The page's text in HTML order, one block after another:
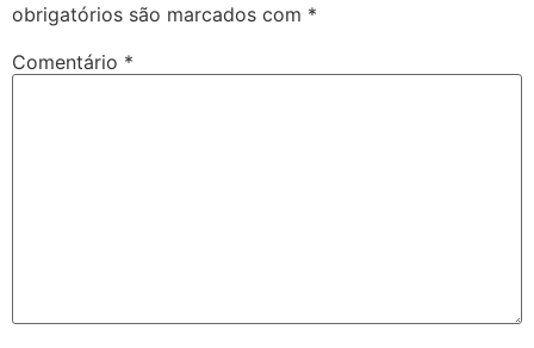
obrigatórios são marcados com *
Comentário *